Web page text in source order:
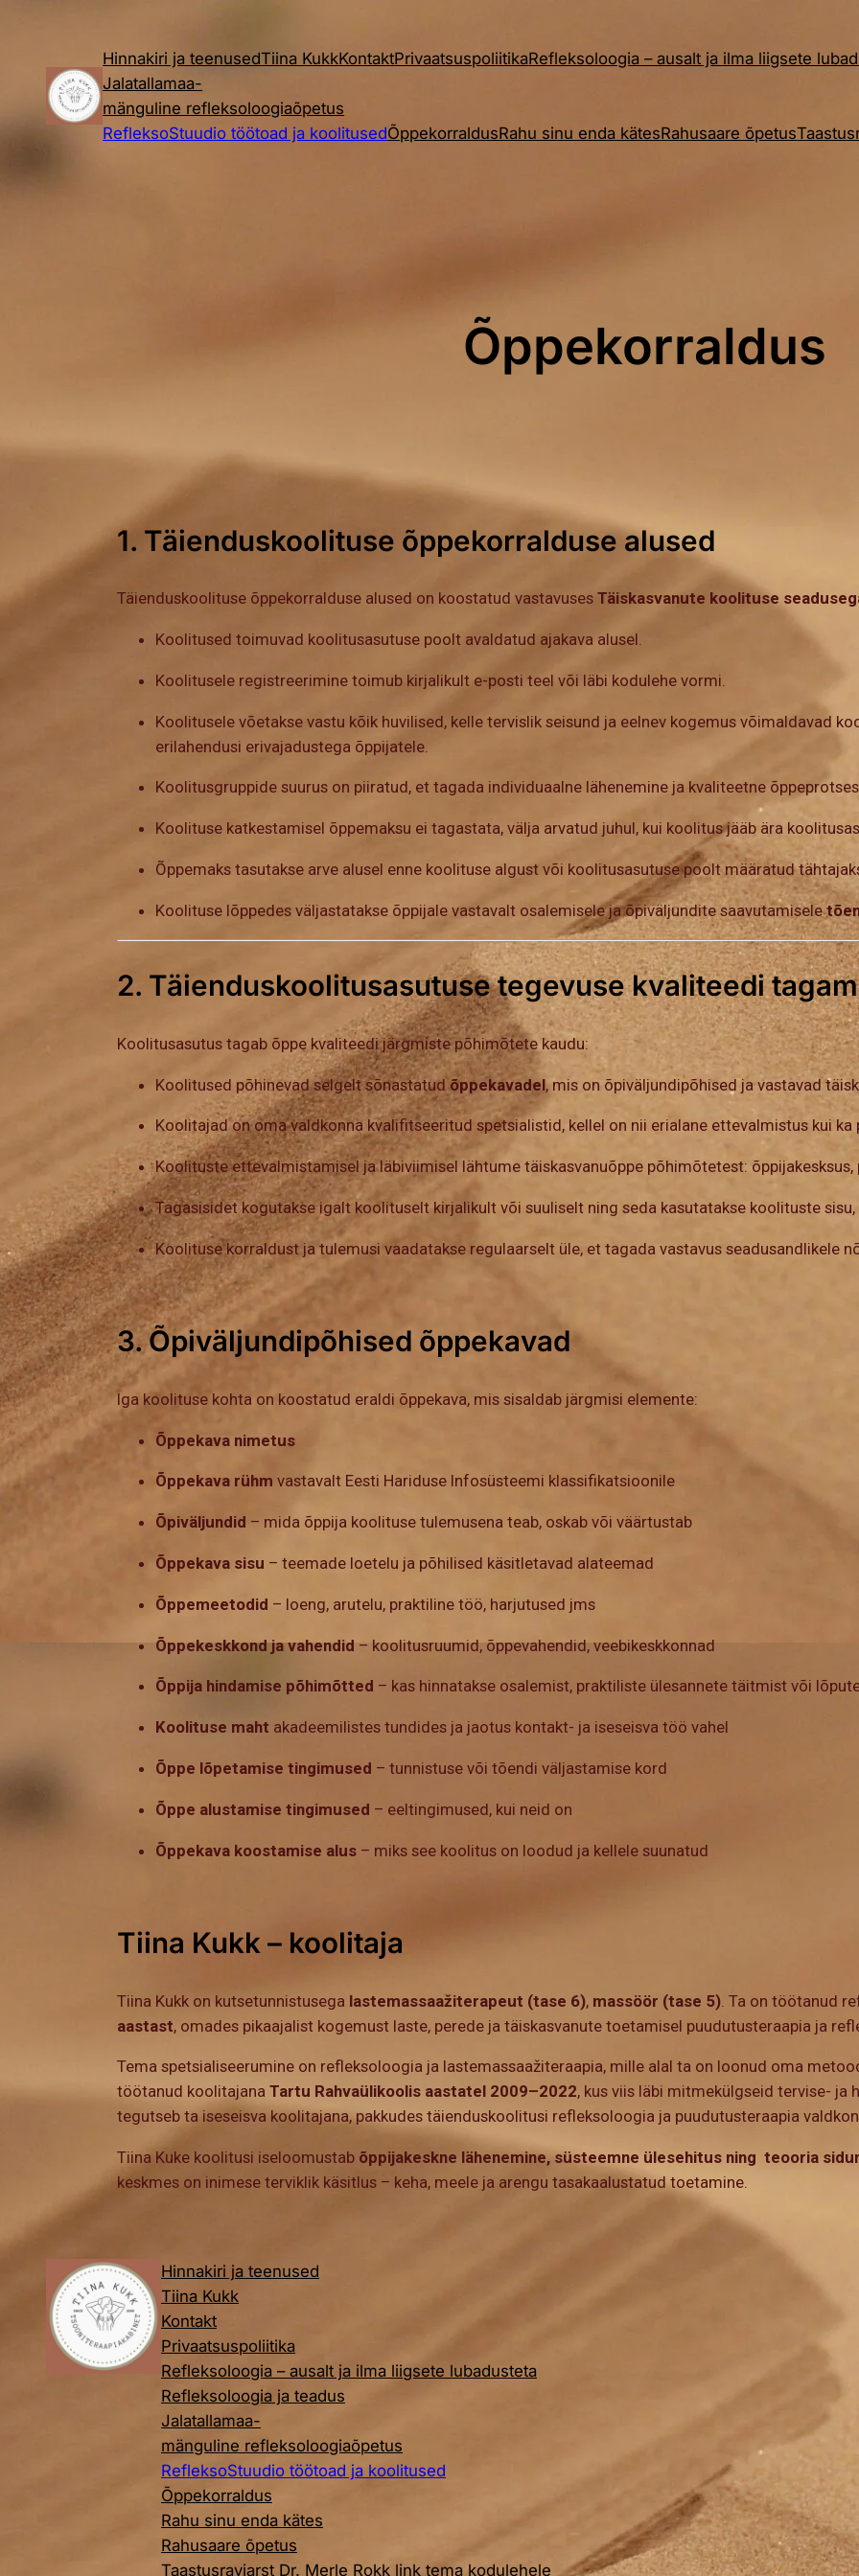
Hinnakiri ja teenusedTiina KukkKontaktPrivaatsuspoliitikaRefleksoloogia – ausalt ja ilma liigsete
Jalatallamaa-
mänguline refleksoloogiaõpetus
RefleksoStuudio töötoad ja koolitusedÕppekorraldusRahu sinu enda kätesRahusaare õpetus
Õppekorraldus
1. Täienduskoolituse õppekorralduse alused
Täienduskoolituse õppekorralduse alused on koostatud vastavuses Täiskasvanute koolituse
Koolitused toimuvad koolitusasutuse poolt avaldatud ajakava alusel.
Koolitusele registreerimine toimub kirjalikult e-posti teel või läbi kodulehe vormi.
Koolitusele võetakse vastu kõik huvilised, kelle tervislik seisund ja eelnev kogemus võimaldavad
erilahendusi erivajadustega õppijatele.
Koolitusgruppide suurus on piiratud, et tagada individuaalne lähenemine ja kvaliteetne
Koolituse katkestamisel õppemaksu ei tagastata, välja arvatud juhul, kui koolitus jääb ära
Õppemaks tasutakse arve alusel enne koolituse algust või koolitusasutuse poolt määratud
Koolituse lõppedes väljastatakse õppijale vastavalt osalemisele ja õpiväljundite saavutamisele
2. Täienduskoolitusasutuse tegevuse kvaliteedi
Koolitusasutus tagab õppe kvaliteedi järgmiste põhimõtete kaudu:
Koolitused põhinevad selgelt sõnastatudõppekavadel, mis on õpiväljundipõhised ja vastavad
Koolitajad on oma valdkonna kvalifitseeritud spetsialistid, kellel on nii erialane ettevalmistus kui ka
Koolituste ettevalmistamisel ja läbiviimisel lähtume täiskasvanuõppe põhimõtetest:
Tagasisidet kogutakse igalt koolituselt kirjalikult või suuliselt ning seda kasutatakse koolituste
Koolituse korraldust ja tulemusi vaadatakse regulaarselt üle, et tagada vastavus seadusandlikele
3. Õpiväljundipõhised õppekavad
Iga koolituse kohta on koostatud eraldi õppekava, mis sisaldab järgmisi elemente:
Õppekava nimetus
Õppekava rühm vastavalt Eesti Hariduse Infosüsteemi klassifikatsioonile
Õpiväljundid – mida õppija koolituse tulemusena teab, oskab või väärtustab
Õppekava sisu – teemade loetelu ja põhilised käsitletavad alateemad
Õppemeetodid – loeng, arutelu, praktiline töö, harjutused jms
Õppekeskkond ja vahendid – koolitusruumid, õppevahendid, veebikeskkonnad
Õppija hindamise põhimõtted – kas hinnatakse osalemist, praktiliste ülesannete täitmist või
Koolituse maht akadeemilistes tundides ja jaotus kontakt- ja iseseisva töö vahel
Õppe lõpetamise tingimused – tunnistuse või tõendi väljastamise kord
Õppe alustamise tingimused – eeltingimused, kui neid on
Õppekava koostamise alus – miks see koolitus on loodud ja kellele suunatud
Tiina Kukk – koolitaja
Tiina Kukk on kutsetunnistusega lastemassaažiterapeut (tase 6), massöör (tase 5) . Ta on töötanud
aastast, omades pikaajalist kogemust laste, perede ja täiskasvanute toetamisel puudutusteraapia ja
Tema spetsialiseerumine on refleksoloogia ja lastemassaažiteraapia, mille alal ta on loonud oma
töötanud koolitajana Tartu Rahvaülikoolis aastatel 2009–2022, kus viis läbi mitmekülgseid tervise- ja
tegutseb ta iseseisva koolitajana, pakkudes täienduskoolitusi refleksoloogia ja puudutusteraapia
Tiina Kuke koolitusi iseloomustab õppijakeskne lähenemine, süsteemne ülesehitus ning teooria
keskmes on inimese terviklik käsitlus – keha, meele ja arengu tasakaalustatud toetamine.
Hinnakiri ja teenused
Tiina Kukk
Kontakt
Privaatsuspoliitika
Refleksoloogia – ausalt ja ilma liigsete lubadusteta
Refleksoloogia ja teadus
Jalatallamaa-
mänguline refleksoloogiaõpetus
RefleksoStuudio töötoad ja koolitused
Õppekorraldus
Rahu sinu enda kätes
Rahusaare õpetus
Taastusraviarst Dr. Merle Rokk link tema kodulehele